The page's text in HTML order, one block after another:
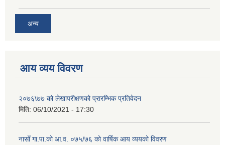
अन्य
आय व्यय विवरण
२०७६\७७ को लेखापरीक्षणको प्रारम्भिक प्रतिवेदन
मिति: 06/10/2021 - 17:30
नासोँ गा.पा.को आ.व. ०७५/७६ को वार्षिक आय व्ययको विवरण